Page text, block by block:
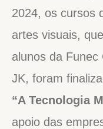
2024, os cursos
artes visuais,
alunos da
JK, foram
“A Tecnologia
apoio das